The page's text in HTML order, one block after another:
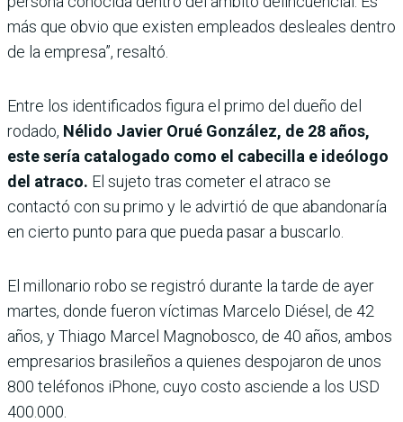
más que obvio que existen empleados desleales dentro
de la empresa”, resaltó.
Entre los identificados figura el primo del dueño del
rodado, Nélido Javier Orué González, de 28 años,
este sería catalogado como el cabecilla e ideólogo
del atraco. El sujeto tras cometer el atraco se
contactó con su primo y le advirtió de que abandonaría
en cierto punto para que pueda pasar a buscarlo.
El millonario robo se registró durante la tarde de ayer
martes, donde fueron víctimas Marcelo Diésel, de 42
años, y Thiago Marcel Magnobosco, de 40 años, ambos
empresarios brasileños a quienes despojaron de unos
800 teléfonos iPhone, cuyo costo asciende a los USD
400.000.